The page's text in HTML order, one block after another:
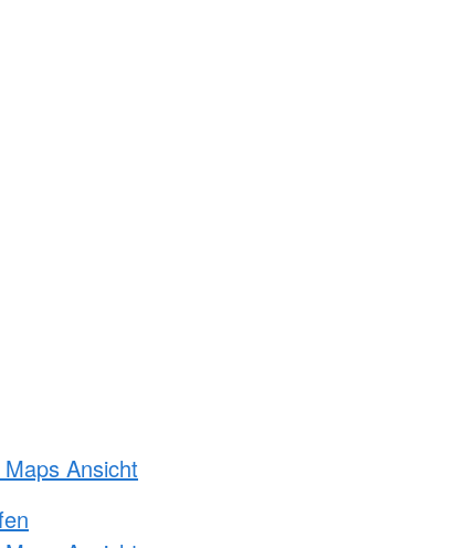
Ansicht